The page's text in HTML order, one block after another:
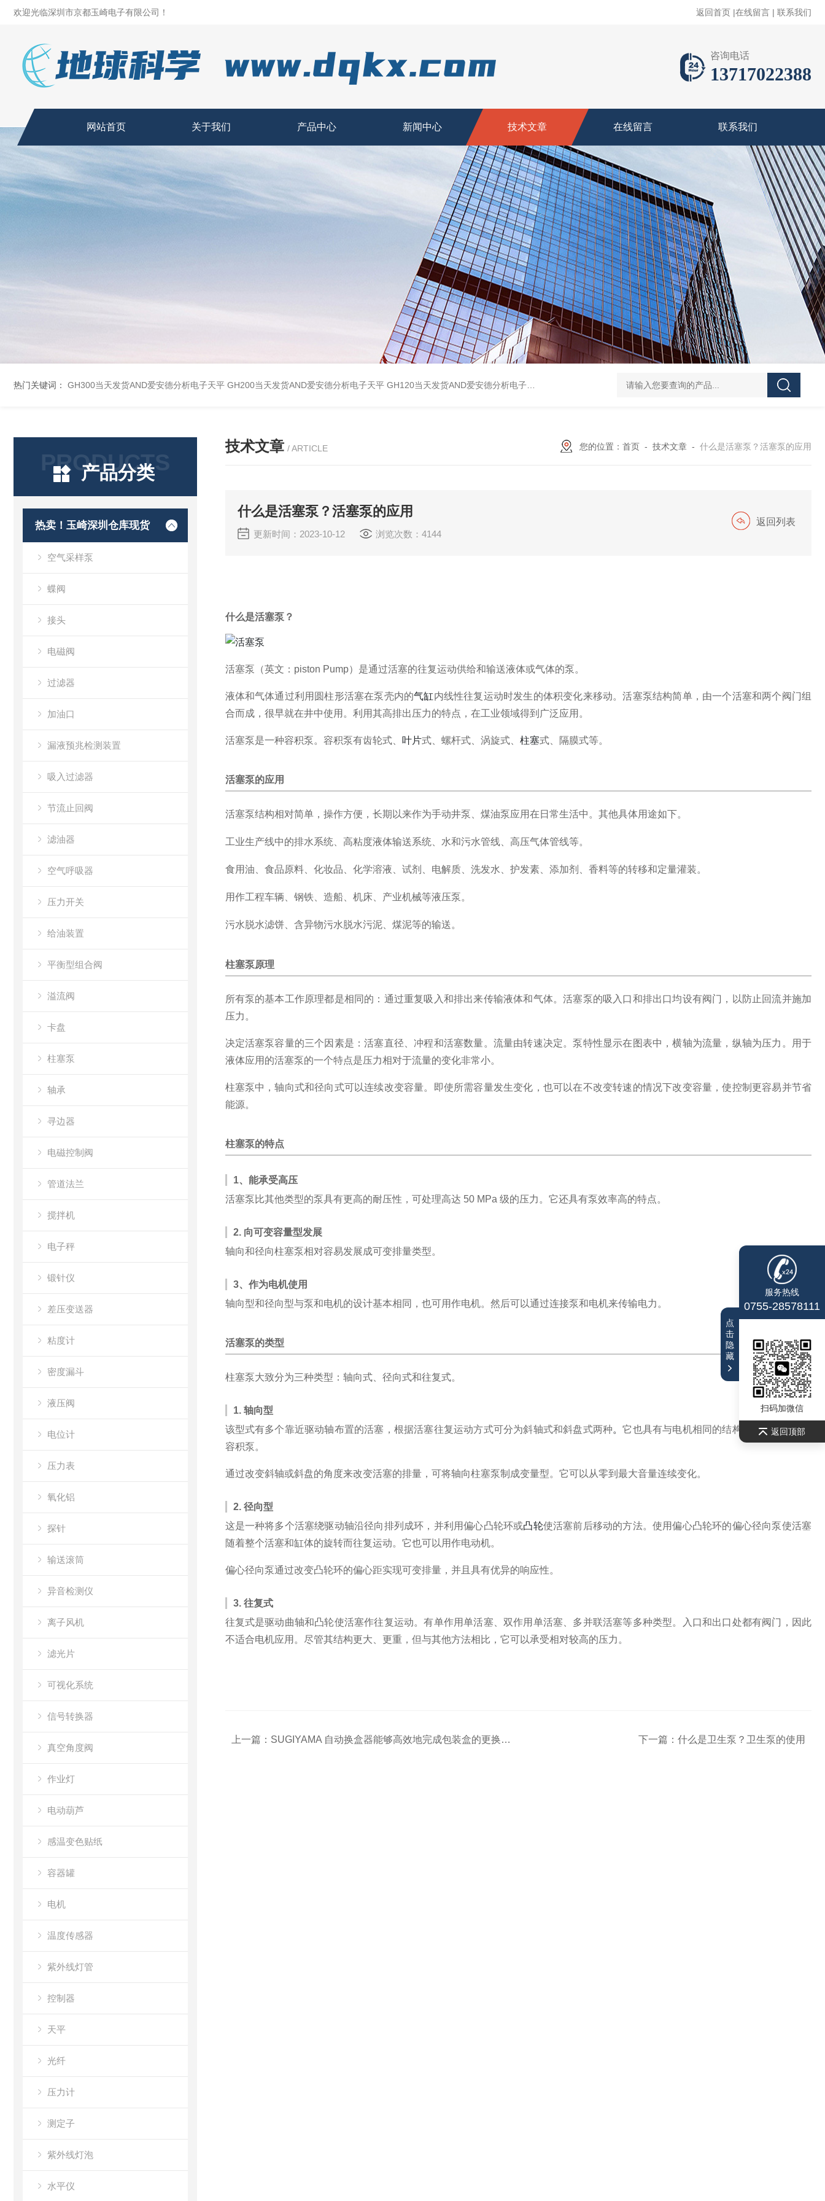
欢迎光临深圳市京都玉崎电子有限公司！ 返回首页 |在线留言 | 联系我们
咨询电话
13717022388
网站首页 关于我们 产品中心 新闻中心 技术文章 在线留言 联系我们
热门关键词： GH300当天发货AND爱安德分析电子天平 GH200当天发货AND爱安德分析电子天平 GH120当天发货AND爱安德分析电子天平 GH252当天发货AND爱安德分析电子天平 SJ-210当天发货三丰/Mitutoyo
PRODUCTS
产品分类
热卖！玉崎深圳仓库现货
空气采样泵
蝶阀
接头
电磁阀
过滤器
加油口
漏液预兆检测装置
吸入过滤器
节流止回阀
滤油器
空气呼吸器
压力开关
给油装置
平衡型组合阀
溢流阀
卡盘
柱塞泵
轴承
寻边器
电磁控制阀
管道法兰
搅拌机
电子秤
锻针仪
差压变送器
粘度计
密度漏斗
液压阀
电位计
压力表
氧化铝
探针
输送滚筒
异音检测仪
离子风机
滤光片
可视化系统
信号转换器
真空角度阀
作业灯
电动葫芦
感温变色贴纸
容器罐
电机
温度传感器
紫外线灯管
控制器
天平
光纤
压力计
测定子
紫外线灯泡
水平仪
技术文章 / ARTICLE 您的位置： 首页 - 技术文章 - 什么是活塞泵？活塞泵的应用
什么是活塞泵？活塞泵的应用
更新时间：2023-10-12 浏览次数：4144
返回列表
什么是活塞泵？
活塞泵（英文：piston Pump）是通过活塞的往复运动供给和输送液体或气体的泵。
液体和气体通过利用圆柱形活塞在泵壳内的气缸内线性往复运动时发生的体积变化来移动。活塞泵结构简单，由一个活塞和两个阀门组
合而成，很早就在井中使用。 利用其高排出压力的特点，在工业领域得到广泛应用。
活塞泵是一种容积泵。 容积泵有齿轮式、 叶片式、螺杆式、涡旋式、 柱塞式、隔膜式等。
活塞泵的应用
活塞泵结构相对简单，操作方便，长期以来作为手动井泵、煤油泵应用在日常生活中。 其他具体用途如下。
工业生产线中的排水系统、高粘度液体输送系统、水和污水管线、高压气体管线等。
食用油、食品原料、化妆品、化学溶液、试剂、电解质、洗发水、 护发素、添加剂、香料等的转移和定量灌装。
用作工程车辆、钢铁、造船、机床、产业机械等液压泵。
污水脱水滤饼、含异物污水脱水污泥、煤泥等的输送。
柱塞泵原理
所有泵的基本工作原理都是相同的：通过重复吸入和排出来传输液体和气体。活塞泵的吸入口和排出口均设有阀门，以防止回流并施加
压力。
决定活塞泵容量的三个因素是：活塞直径、冲程和活塞数量。 流量由转速决定。泵特性显示在图表中，横轴为流量，纵轴为压力。
用于
液体应用的活塞泵的一个特点是压力相对于流量的变化非常小。
柱塞泵中，轴向式和径向式可以连续改变容量。
即使所需容量发生变化，也可以在不改变转速的情况下改变容量，使控制更容易并节省
能源。
柱塞泵的特点
1、能承受高压
活塞泵比其他类型的泵具有更高的耐压性，可处理高达 50 MPa 级的压力。 它还具有泵效率高的特点。
2. 向可变容量型发展
轴向和径向柱塞泵相对容易发展成可变排量类型。
3、作为电机使用
轴向型和径向型与泵和电机的设计基本相同，也可用作电机。 然后可以通过连接泵和电机来传输电力。
活塞泵的类型
柱塞泵大致分为三种类型：轴向式、径向式和往复式。
1. 轴向型
该型式有多个靠近驱动轴布置的活塞，根据活塞往复运动方式可分为斜轴式和斜盘式两种。它也具有与电机相同的结构，因此是常用的
容积泵。
通过改变斜轴或斜盘的角度来改变活塞的排量，可将轴向柱塞泵制成变量型。 它可以从零到最大音量连续变化。
2. 径向型
这是一种将多个活塞绕驱动轴沿径向排列成环，并利用偏心凸轮环或凸轮使活塞前后移动的方法。使用偏心凸轮环的偏心径向泵使活塞
随着整个活塞和缸体的旋转而往复运动。 它也可以用作电动机。
偏心径向泵通过改变凸轮环的偏心距实现可变排量，并且具有优异的响应性。
3. 往复式
往复式是驱动曲轴和凸轮使活塞作往复运动。有单作用单活塞、双作用单活塞、多并联活塞等多种类型。
入口和出口处都有阀门，因此
不适合电机应用。 尽管其结构更大、更重，但与其他方法相比，它可以承受相对较高的压力。
上一篇： SUGIYAMA 自动换盒器能够高效地完成包装盒的更换任务 下一篇： 什么是卫生泵？卫生泵的使用
服务热线
0755-28578111
扫码加微信
返回顶部
点
击
隐
藏